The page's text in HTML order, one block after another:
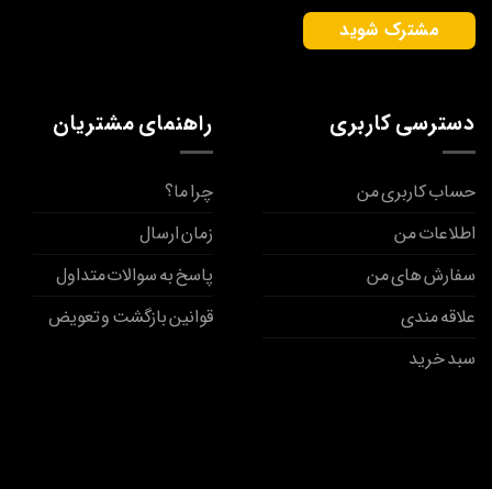
دسترسی کاربری
حساب کاربری من
اطلاعات من
سفارش های من
علاقه مندی
سبد خرید
راهنمای مشتریان
چرا ما؟
زمان ارسال
پاسخ به سوالات متداول
قوانین بازگشت و تعویض